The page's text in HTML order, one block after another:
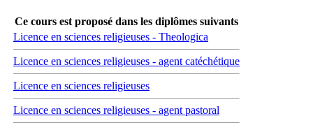
Ce cours est proposé dans les diplômes suivants
Licence en sciences religieuses - Theologica
Licence en sciences religieuses - agent catéchétique
Licence en sciences religieuses
Licence en sciences religieuses - agent pastoral